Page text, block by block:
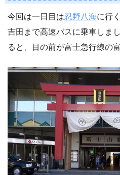
今回は一日目は忍野八海に行
吉田まで高速バスに乗車しま
ると、目の前が富士急行線の